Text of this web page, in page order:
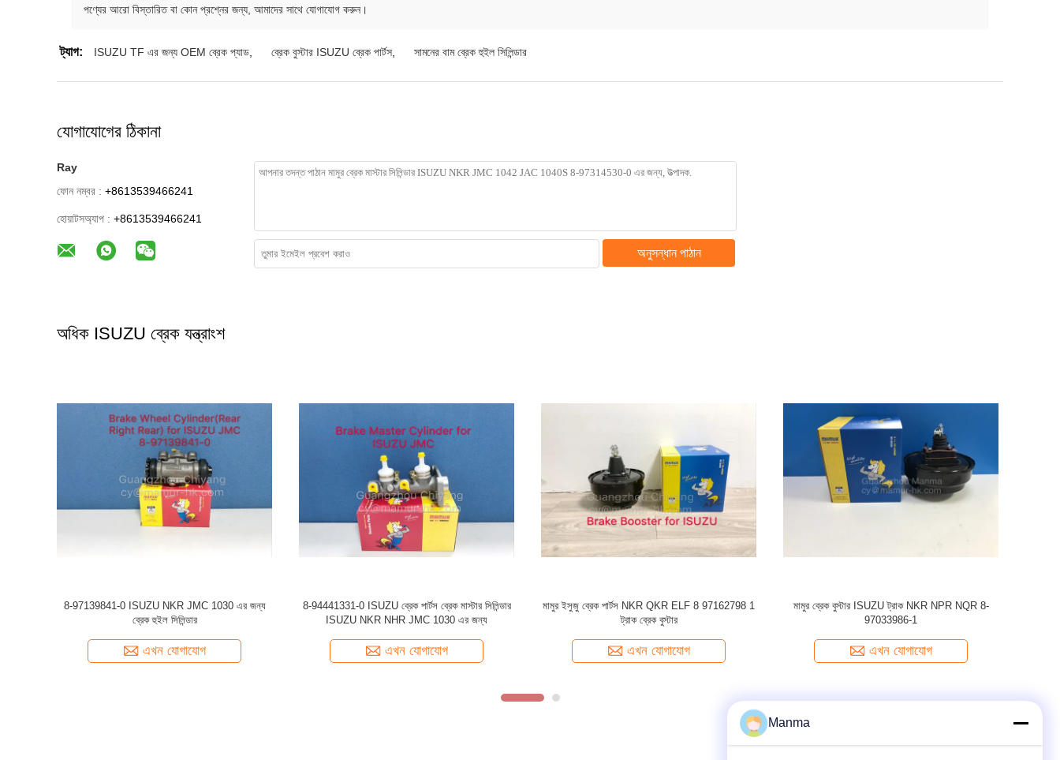
পণ্যের আরো বিস্তারিত বা কোন প্রশ্নের জন্য, আমাদের সাথে যোগাযোগ করুন।
ট্যাগ: ISUZU TF এর জন্য OEM ব্রেক প্যাড ব্রেক বুস্টার ISUZU ব্রেক পার্টস সামনের বাম ব্রেক হুইল সিলিন্ডার
যোগাযোগের ঠিকানা
Ray
ফোন নম্বর : +8613539466241
হোয়াটসঅ্যাপ : +8613539466241
অনুসন্ধান পাঠান
অধিক ISUZU ব্রেক যন্ত্রাংশ
ISUZU NHR JMC 1030 8-97091706-2 এর জন্য
ব্রেক বুস্টার ISUZU ব্রেক পার্টস
এখন যোগাযোগ
9 ইঞ্চি ব্রেক বুস্টার প্রতিস্থাপন ISUZU NKR JAC
1020KL 8-94249367-0
এখন যোগাযোগ
ISUZU NKR NHR NLR JMC 1030 8-97042933-
1 এর জন্য পার্কিং ব্রেক জুতো ISUZU ব্রেক যন্ত্রাংশ
এখন যোগাযোগ
YUEJIN ISUZU NPR 3501200Z1 K4442 এর জন্য
JAC 1040 ট্রাক ব্রেক জুতা
এখন যোগাযোগ
Manma